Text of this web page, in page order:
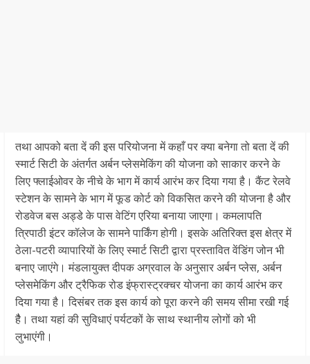
तथा आपको बता दें की इस परियोजना में कहाँ पर क्या बनेगा तो बता दें की
स्मार्ट सिटी के अंतर्गत अर्बन प्लेसमेकिंग की योजना को साकार करने के
लिए फ्लाईओवर के नीचे के भाग में कार्य आरंभ कर दिया गया है। कैंट रेलवे
स्टेशन के सामने के भाग में फूड कोर्ट को विकसित करने की योजना है और
रोडवेज बस अड्डे के पास वेटिंग एरिया बनाया जाएगा। कमलापति
त्रिपाठी इंटर कॉलेज के सामने पार्किंग होगी। इसके अतिरिक्त इस क्षेत्र में
ठेला-पटरी व्यापारियों के लिए स्मार्ट सिटी द्वारा प्रस्तावित वेंडिंग जोन भी
बनाए जाएंगे। मंडलायुक्त दीपक अग्रवाल के अनुसार अर्बन प्लेस, अर्बन
प्लेसमेकिंग और ट्रैफिक रोड इंफ्रास्ट्रक्चर योजना का कार्य आरंभ कर
दिया गया है। दिसंबर तक इस कार्य को पूरा करने की समय सीमा रखी गई
हैै। तथा यहां की सुविधाएं पर्यटकों के साथ स्थानीय लोगों को भी
लुभाएंगी।